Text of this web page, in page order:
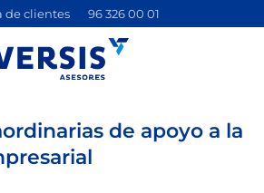
de clientes 96 326 00 01
de apoyo a la